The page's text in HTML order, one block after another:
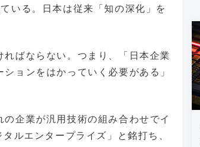
いる。日本は従来「知の深化」を
ばならない。つまり、「日本企業
ョンをはかっていく必要がある」
企業が汎用技術の組み合わせでイ
ルエンタープライズ」と銘打ち、